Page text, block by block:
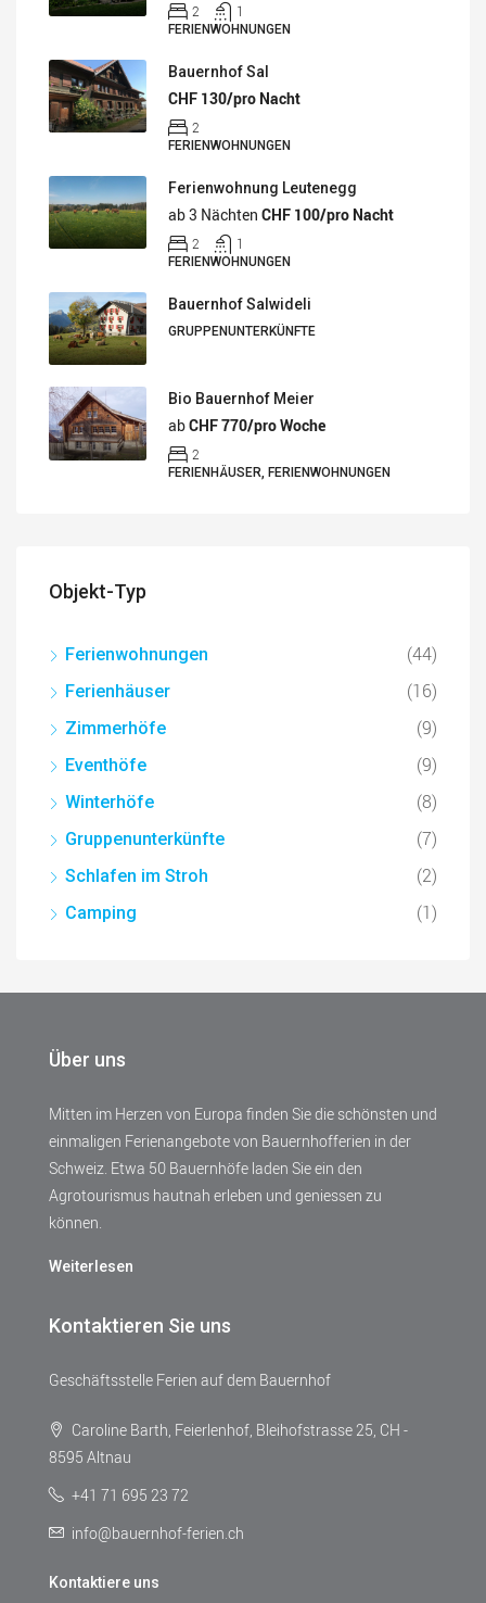
2 1
FERIENWOHNUNGEN
Bauernhof Sal
CHF 130/pro Nacht
2
FERIENWOHNUNGEN
Ferienwohnung Leutenegg
ab 3 Nächten CHF 100/pro Nacht
2 1
FERIENWOHNUNGEN
Bauernhof Salwideli
GRUPPENUNTERKÜNFTE
Bio Bauernhof Meier
abCHF 770/pro Woche
2
FERIENHÄUSER, FERIENWOHNUNGEN
Objekt-Typ
Ferienwohnungen (44)
Ferienhäuser (16)
Zimmerhöfe (9)
Eventhöfe (9)
Winterhöfe (8)
Gruppenunterkünfte (7)
Schlafen im Stroh (2)
Camping (1)
Über uns
Mitten im Herzen von Europa finden Sie die schönsten und
einmaligen Ferienangebote von Bauernhofferien in der
Schweiz. Etwa 50 Bauernhöfe laden Sie ein den
Agrotourismus hautnah erleben und geniessen zu
können.
Weiterlesen
Kontaktieren Sie uns
Geschäftsstelle Ferien auf dem Bauernhof
Caroline Barth, Feierlenhof, Bleihofstrasse 25, CH -
8595 Altnau
+41 71 695 23 72
info@bauernhof-ferien.ch
Kontaktiere uns